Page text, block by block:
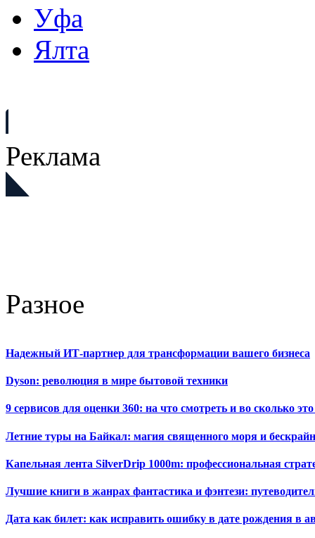
Уфа
Ялта
Реклама
Разное
Надежный ИТ-партнер для трансформации вашего бизнеса
Dyson: революция в мире бытовой техники
9 сервисов для оценки 360: на что смотреть и во сколько это
Летние туры на Байкал: магия священного моря и
Капельная лента SilverDrip 1000m: профессиональная
Лучшие книги в жанрах фантастика и фэнтези:
Дата как билет: как исправить ошибку в дате рождения в